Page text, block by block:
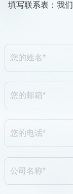
填写联系表：我